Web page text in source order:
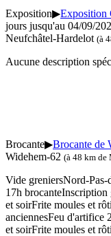
Exposition▶Exposition
jours jusqu'au 04/09/
Neufchâtel-Hardelot (à
Aucune description
Brocante▶Brocante de
Widehem-62 (à 48 km de
Vide greniersNord-Pas-
17h brocanteInscription
et soirFrite moules et
anciennesFeu d'artifice
et soirFrite moules et